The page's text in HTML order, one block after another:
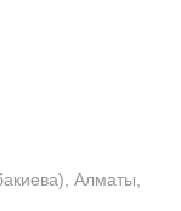
Алматы,